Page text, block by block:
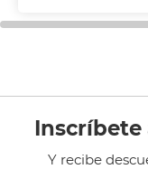
general de
Y recibe